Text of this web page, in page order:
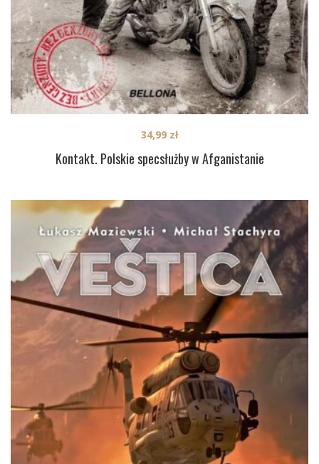
Kontakt. Polskie specsłużby w Afganistanie
34,99 zł